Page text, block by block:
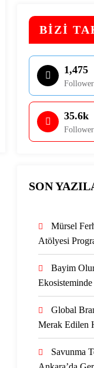
BİZİ
1,475
35.6k
SON
Mürsel
Atölyesi
Bayim
Global
Merak Edilen
Savunma